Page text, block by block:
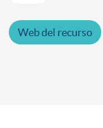
Web del recurso